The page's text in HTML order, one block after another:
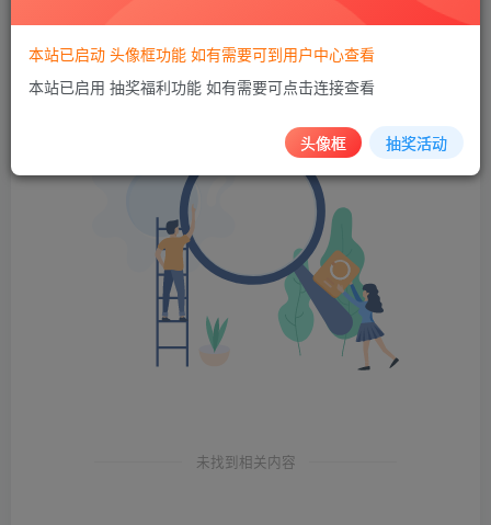
搜索[白嫖域名]，共找到0个帖子
未找到相关内容
本站已启动 头像框功能 如有需要可到用户中心查看
本站已启用 抽奖福利功能 如有需要可点击连接查看
头像框 抽奖活动